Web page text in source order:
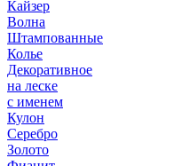
Кайзер
Волна
Штампованные
Колье
Декоративное
на леске
с именем
Кулон
Серебро
Золото